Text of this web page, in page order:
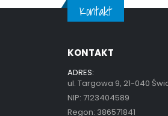
Kontakt
KONTAKT
ADRES:
ul. Targowa 9, 21-040
NIP: 7123404589
Regon: 386571841